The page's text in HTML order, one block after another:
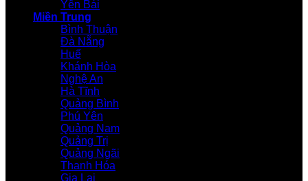
Yên Bái
Miền Trung
Bình Thuận
Đà Nẵng
Huế
Khánh Hòa
Nghệ An
Hà Tĩnh
Quảng Bình
Phú Yên
Quảng Nam
Quảng Trị
Quảng Ngãi
Thanh Hóa
Gia Lai